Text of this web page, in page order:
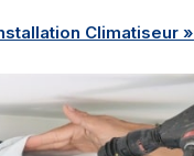
Climatiseur »